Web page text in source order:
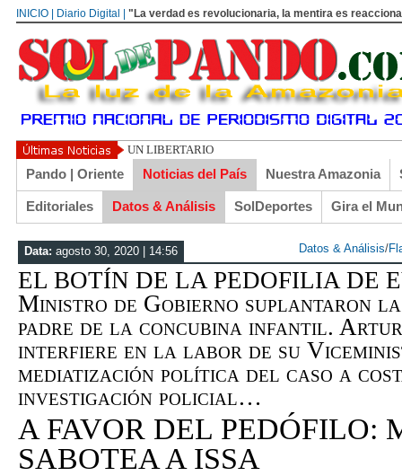
INICIO | Diario Digital | "La verdad es revolucionaria, la mentira es
UN LIBERTARIO LLAMADO EL TURI TORRICO
Pando | Oriente Noticias del País Nuestra Amazonia
Editoriales Datos & Análisis SolDeportes Gira el
Data: agosto 30, 2020 | 14:56 Datos & Análisis/
EL BOTÍN DE LA PEDOFILIA DE
Ministro de Gobierno suplantaron
padre de la concubina infantil.
interfiere en la labor de su
mediatización política del caso a
investigación policial…
A FAVOR DEL PEDÓFILO:
SABOTEA A ISSA